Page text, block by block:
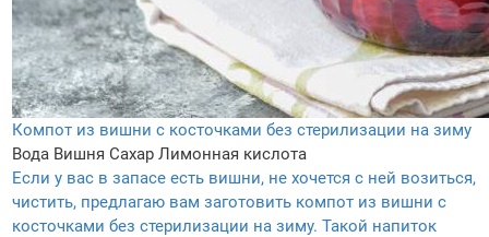
Компот из вишни с косточками без стерилизации на зиму
Вода Вишня Сахар Лимонная кислота
Если у вас в запасе есть вишни, не хочется с ней возиться,
чистить, предлагаю вам заготовить компот из вишни с
косточками без стерилизации на зиму. Такой напиток